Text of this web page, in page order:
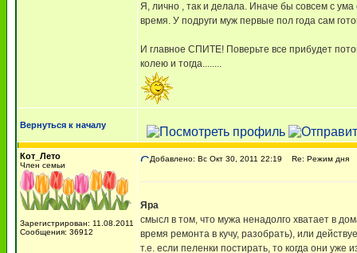
Я, лично , так и делала. Иначе бы совсем с
время. У подруги муж первые пол года сам
И главное СПИТЕ! Поверьте все прибудет
колею и тогда........
Вернуться к началу
Кот_Лето
Член семьи
Зарегистрирован: 11.08.2011
Сообщения: 36912
Добавлено: Вс Окт 30, 2011 22:19 Re: Режим дня
Яра
смысл в том, что мужа ненадолго хватает в
время ремонта в кучу, разобрать), или
т.е. если пеленки постирать, то когда они уже